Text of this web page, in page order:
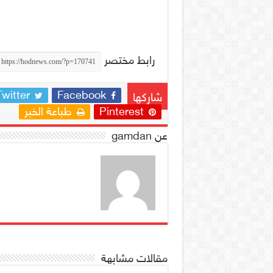
رابط مختصر
شاركها Facebook
Pinterest
طباعة الخبر
عن gamdan
مقالات مشابهة